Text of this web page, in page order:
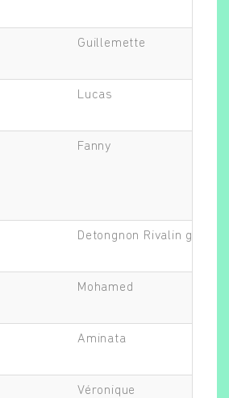
Guillemette
Lucas
Fanny
Detongnon Rivalin gilardi
Mohamed
Aminata
Véronique